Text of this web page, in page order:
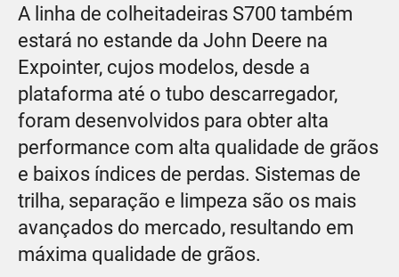
A linha de colheitadeiras S700 também
estará no estande da John Deere na
Expointer, cujos modelos, desde a
plataforma até o tubo descarregador,
foram desenvolvidos para obter alta
performance com alta qualidade de grãos
e baixos índices de perdas. Sistemas de
trilha, separação e limpeza são os mais
avançados do mercado, resultando em
máxima qualidade de grãos.